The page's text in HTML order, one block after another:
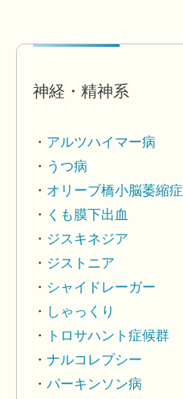
神経・精神系
アルツハイマー病
うつ病
オリーブ橋小脳萎縮症
くも膜下出血
ジスキネジア
ジストニア
シャイドレーガー
しゃっくり
トロサハント症候群
ナルコレプシー
パーキンソン病